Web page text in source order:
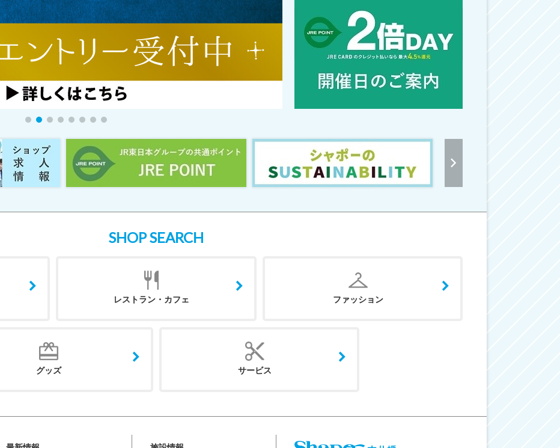
SHOP SEARCH
レストラン・カフェ ファッション
グッズ サービス